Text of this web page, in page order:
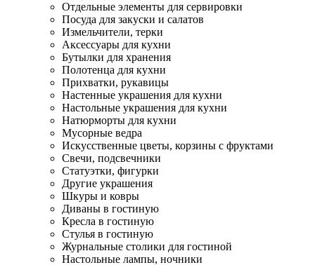
Отдельные элементы для сервировки
Посуда для закуски и салатов
Измельчители, терки
Аксессуары для кухни
Бутылки для хранения
Полотенца для кухни
Прихватки, рукавицы
Настенные украшения для кухни
Настольные украшения для кухни
Натюрморты для кухни
Мусорные ведра
Искусственные цветы, корзины с фруктами
Свечи, подсвечники
Статуэтки, фигурки
Другие украшения
Шкуры и ковры
Диваны в гостиную
Кресла в гостиную
Стулья в гостиную
Журнальные столики для гостиной
Настольные лампы, ночники